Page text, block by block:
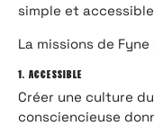
simple et
La missions de Fyne
1. ACCESSIBLE
Créer une culture
consciencieuse